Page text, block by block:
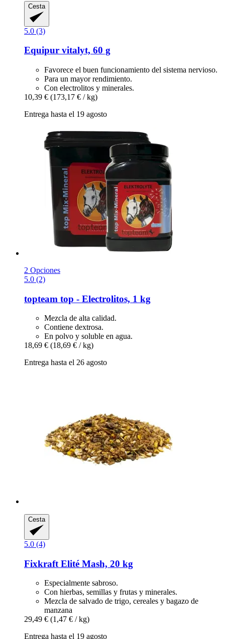
Cesta
5.0 (3)
Equipur vitalyt, 60 g
Favorece el buen funcionamiento del sistema nervioso.
Para un mayor rendimiento.
Con electrolitos y minerales.
10,39 € (173,17 € / kg)
Entrega hasta el 19 agosto
2 Opciones
5.0 (2)
topteam top -​ Electrolitos, 1 kg
Mezcla de alta calidad.
Contiene dextrosa.
En polvo y soluble en agua.
18,69 € (18,69 € / kg)
Entrega hasta el 26 agosto
Cesta
5.0 (4)
Fixkraft Elité Mash, 20 kg
Especialmente sabroso.
Con hierbas, semillas y frutas y minerales.
Mezcla de salvado de trigo, cereales y bagazo de
manzana
29,49 € (1,47 € / kg)
Entrega hasta el 19 agosto